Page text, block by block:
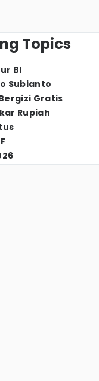
Topics
BI
Subianto
Gratis
Rupiah